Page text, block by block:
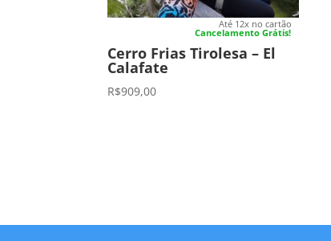
Até 12x no cartão
Cancelamento Grátis!
Cerro Frias Tirolesa – El
Calafate
R$909,00